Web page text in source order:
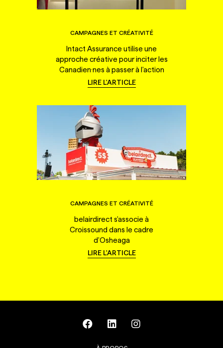
CAMPAGNES ET CRÉATIVITÉ
Intact Assurance utilise une
approche créative pour inciter les
Canadien·nes à passer à l'action
LIRE L'ARTICLE
CAMPAGNES ET CRÉATIVITÉ
belairdirect s'associe à
Croissound dans le cadre
d'Osheaga
LIRE L'ARTICLE